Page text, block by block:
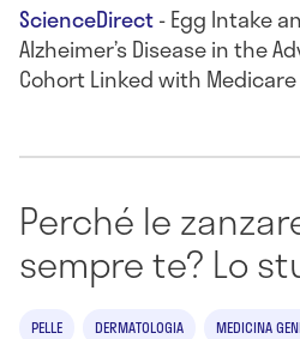
ScienceDirect- Egg Intake
Alzheimer’s Disease in the
Cohort Linked with Medicare
Perché le
sempre te? Lo
PELLE DERMATOLOGIA
MEDICINA